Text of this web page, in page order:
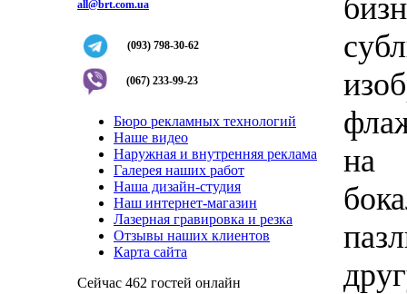
all@brt.com.ua
(093) 798-30-62
(067) 233-99-23
Бюро рекламных технологий
Наше видео
Наружная и внутренняя реклама
Галерея наших работ
Наша дизайн-студия
Наш интернет-магазин
Лазерная гравировка и резка
Отзывы наших клиентов
Карта сайта
Сейчас 462 гостей онлайн
на